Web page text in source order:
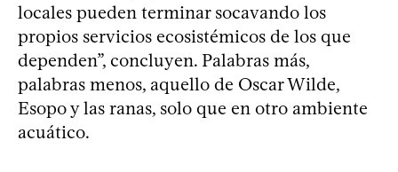
locales pueden terminar socavando los
propios servicios ecosistémicos de los que
dependen”, concluyen. Palabras más,
palabras menos, aquello de Oscar Wilde,
Esopo y las ranas, solo que en otro ambiente
acuático.